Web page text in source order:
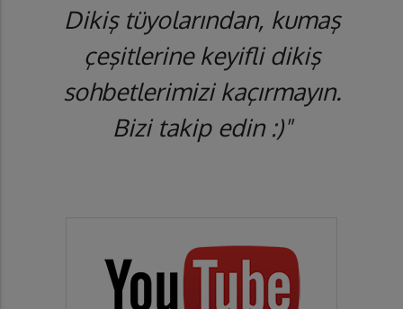
Dikiş tüyolarından, kumaş
çeşitlerine keyifli dikiş
sohbetlerimizi kaçırmayın.
Bizi takip edin :)"